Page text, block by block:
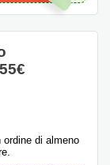
di almeno